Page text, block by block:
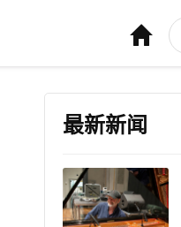
最新新闻